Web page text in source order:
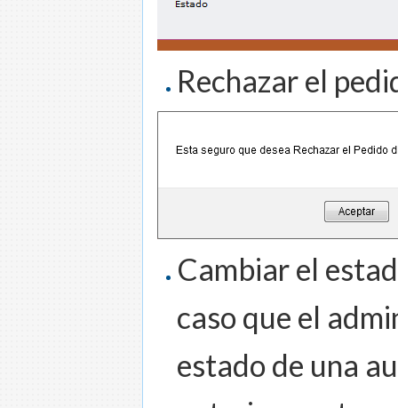
Rechazar el
Cambiar el
caso que el
estado de una